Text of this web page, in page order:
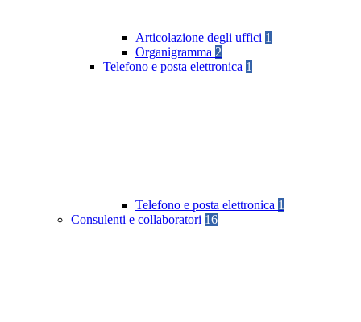
Articolazione degli uffici 1
Organigramma 2
Telefono e posta elettronica 1
Telefono e posta elettronica 1
Consulenti e collaboratori 16